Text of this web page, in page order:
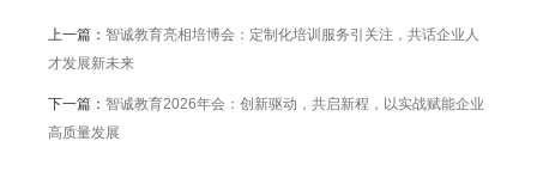
上一篇： 智诚教育亮相培博会：定制化培训服务引关注，共话企业人
才发展新未来
下一篇： 智诚教育2026年会：创新驱动，共启新程，以实战赋能企业
高质量发展